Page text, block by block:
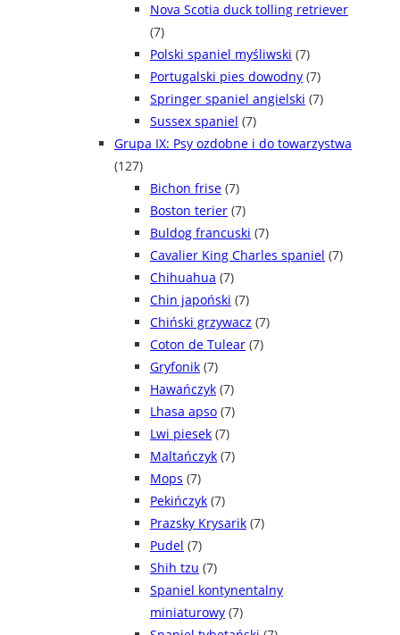
Nova Scotia duck tolling retriever
(7)
Polski spaniel myśliwski (7)
Portugalski pies dowodny (7)
Springer spaniel angielski (7)
Sussex spaniel (7)
Grupa IX: Psy ozdobne i do towarzystwa
(127)
Bichon frise (7)
Boston terier (7)
Buldog francuski (7)
Cavalier King Charles spaniel (7)
Chihuahua (7)
Chin japoński (7)
Chiński grzywacz (7)
Coton de Tulear (7)
Gryfonik (7)
Hawańczyk (7)
Lhasa apso (7)
Lwi piesek (7)
Maltańczyk (7)
Mops (7)
Pekińczyk (7)
Prazsky Krysarik (7)
Pudel (7)
Shih tzu (7)
Spaniel kontynentalny
miniaturowy (7)